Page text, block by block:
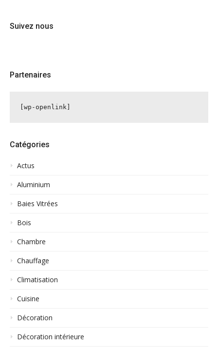
Suivez nous
Partenaires
[wp-openlink]
Catégories
Actus
Aluminium
Baies Vitrées
Bois
Chambre
Chauffage
Climatisation
Cuisine
Décoration
Décoration intérieure